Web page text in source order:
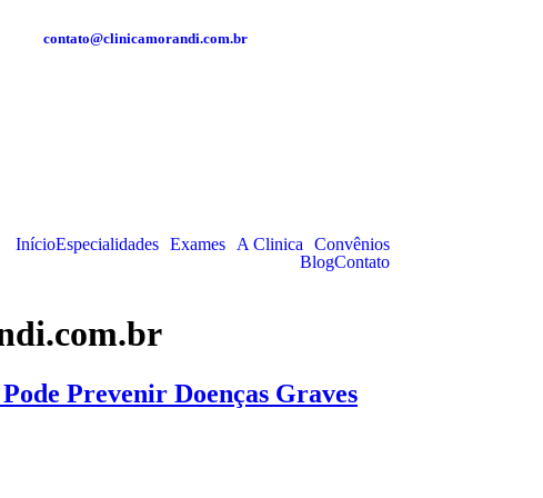
contato@clinicamorandi.com.br
InícioEspecialidades Exames A Clinica
Convênios
BlogContato
Prevenir Doenças Graves